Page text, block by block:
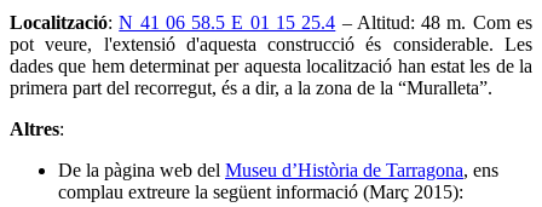
Localització:N 41 06 58.5 E 01 15 25.4 – Altitud: 48 m. Com es
pot veure, l'extensió d'aquesta construcció és considerable. Les
dades que hem determinat per aquesta localització han estat les de la
primera part del recorregut, és a dir, a la zona de la “Muralleta”.
Altres:
De la pàgina web del Museu d’Història de Tarragona, ens
complau extreure la següent informació (Març 2015):